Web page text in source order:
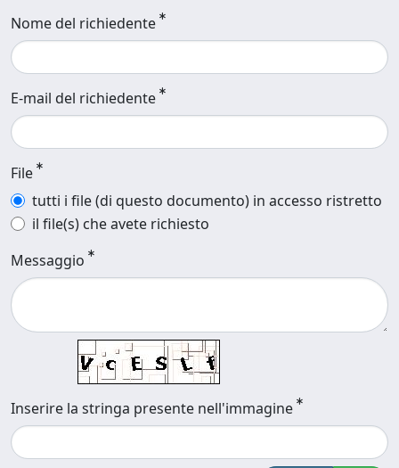
Nome del richiedente
E-mail del richiedente
File
tutti i file (di questo documento) in accesso ristretto
il file(s) che avete richiesto
Messaggio
Inserire la stringa presente nell'immagine